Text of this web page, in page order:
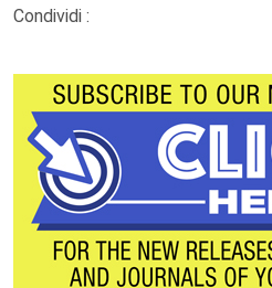
Condividi :